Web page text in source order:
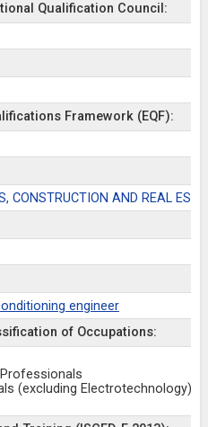
Qualification Council:
Framework (EQF):
CONSTRUCTION AND REAL
engineer
of Occupations:
(excluding Electrotechnology)